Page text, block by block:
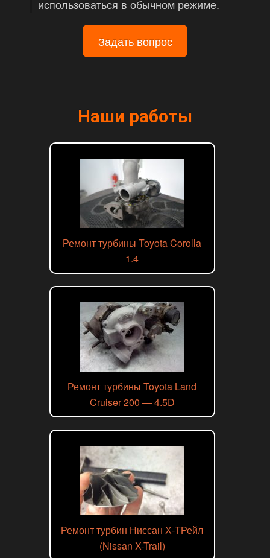
использоваться в обычном режиме.
Задать вопрос
Наши работы
Ремонт турбины Toyota Corolla
1.4
Ремонт турбины Toyota Land
Cruiser 200 — 4.5D
Ремонт турбин Ниссан Х-ТРейл
(Nissan X-Trail)